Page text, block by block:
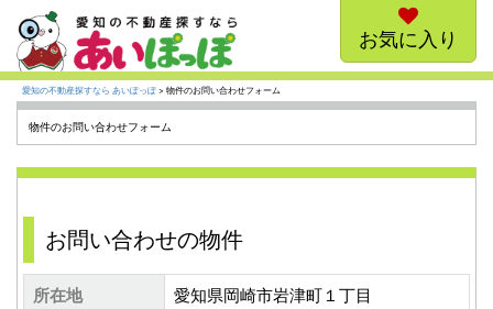
お気に入り
愛知の不動産探すなら あいぽっぽ> 物件のお問い合わせフォーム
物件のお問い合わせフォーム
お問い合わせの物件
所在地
愛知県岡崎市岩津町１丁目